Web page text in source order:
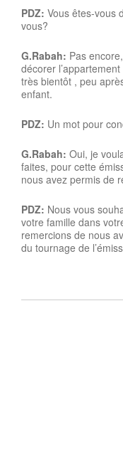
PDZ: Vous êtes-vous
vous?
G.Rabah: Pas
décorer
très bientôt , peu
enfant.
PDZ: Un mot pour
G.Rabah: Oui, je
faites, pour cette
nous avez permis de
PDZ: Nous vous
votre famille dans
remercions de nous
du tournage de